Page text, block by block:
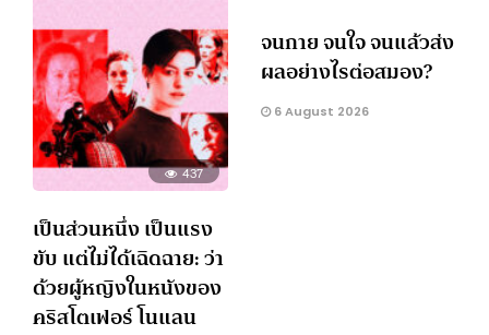
437
เป็นส่วนหนึ่ง เป็นแรง
ขับ แต่ไม่ได้เฉิดฉาย: ว่า
ด้วยผู้หญิงในหนังของ
คริสโตเฟอร์ โนแลน
จนกาย จนใจ จนแล้วส่ง
ผลอย่างไรต่อสมอง?
6 August 2026